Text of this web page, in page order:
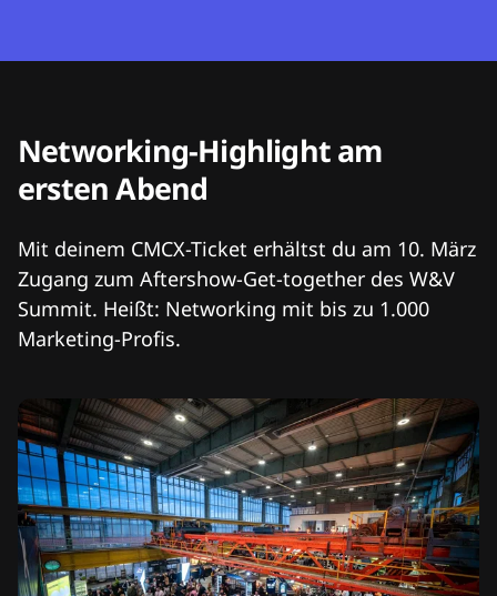
Networking-Highlight am
ersten Abend
Mit deinem CMCX-Ticket erhältst du am 10. März
Zugang zum Aftershow-Get-together des W&V
Summit. Heißt: Networking mit bis zu 1.000
Marketing-Profis.